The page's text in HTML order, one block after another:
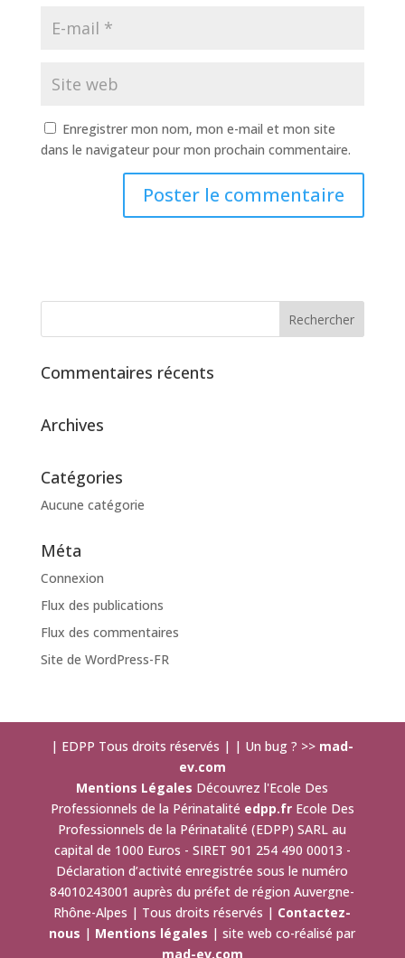
Enregistrer mon nom, mon e-mail et mon site
dans le navigateur pour mon prochain commentaire.
Commentaires récents
Archives
Catégories
Aucune catégorie
Méta
Connexion
Flux des publications
Flux des commentaires
Site de WordPress-FR
| EDPP Tous droits réservés | | Un bug ? >> mad-
ev.com
Mentions Légales Découvrez l'Ecole Des
Professionnels de la Périnatalité edpp.frEcole Des
Professionnels de la Périnatalité (EDPP) SARL au
capital de 1000 Euros - SIRET 901 254 490 00013 -
Déclaration d’activité enregistrée sous le numéro
84010243001 auprès du préfet de région Auvergne-
Rhône-Alpes | Tous droits réservés | Contactez-
nous | Mentions légales | site web co-réalisé par
mad-ev.com